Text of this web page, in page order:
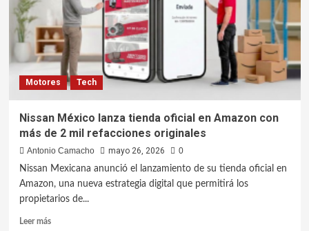
Motores Tech
Nissan México lanza tienda oficial en Amazon con
más de 2 mil refacciones originales
Antonio Camacho mayo 26, 2026
0
Nissan Mexicana anunció el lanzamiento de su tienda oficial en
Amazon, una nueva estrategia digital que permitirá los
propietarios de...
Leer más